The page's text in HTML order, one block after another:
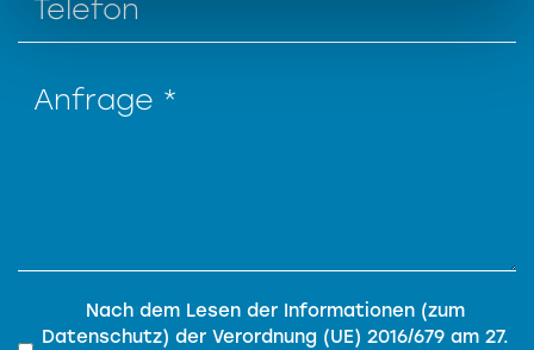
Privacy*
Nach dem Lesen der Informationen (zum
Datenschutz) der Verordnung (UE) 2016/679 am 27.